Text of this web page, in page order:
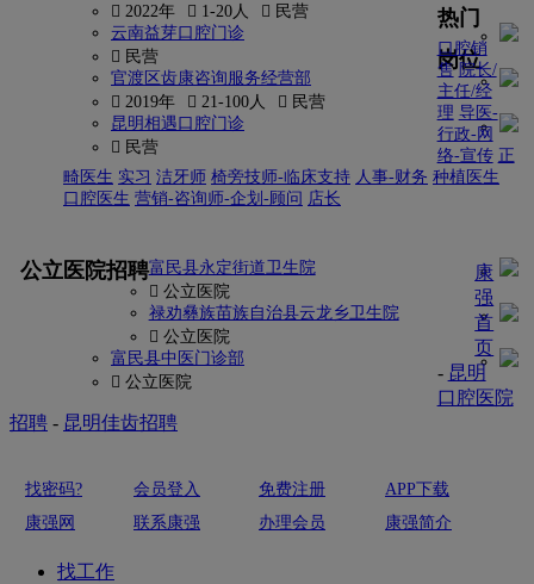
 2022年
 1-20人
 民营
云南益芽口腔门诊
 民营
官渡区齿康咨询服务经营部
 2019年
 21-100人
 民营
昆明相遇口腔门诊
 民营
热门
岗位
口腔销
售 院长/
主任/经
理 导医-
行政-网
络-宣传 正
畸医生 实习 洁牙师 椅旁技师-临床支持 人事-财务 种植医生
口腔医生 营销-咨询师-企划-顾问 店长
公立医院招聘富民县永定街道卫生院
 公立医院
禄劝彝族苗族自治县云龙乡卫生院
 公立医院
富民县中医门诊部
 公立医院
康
强
首
页
- 昆明
口腔医院
招聘 - 昆明佳齿招聘
找密码? 会员登入 免费注册
APP下载
康强网
联系康强 办理会员 康强简介
找工作